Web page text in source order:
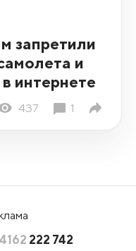
запретили
и
интернете
437 1
222 742